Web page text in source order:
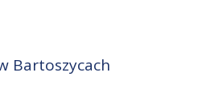
Bartoszycach